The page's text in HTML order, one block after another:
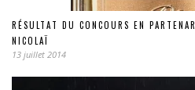
RÉSULTAT DU CONCOURS EN
NICOLAÏ
13 juillet 2014